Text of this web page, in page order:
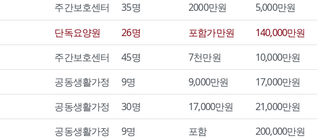
주간보호센터 35명 2000만원 5,000만원
단독요양원 26명 포함가만원 140,000만원
주간보호센터 45명 7천만원 10,000만원
공동생활가정 9명 9,000만원 17,000만원
공동생활가정 30명 17,000만원 21,000만원
공동생활가정 9명 포함 200,000만원